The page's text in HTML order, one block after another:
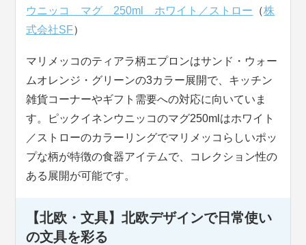
ウニッコ マグ 250ml ホワイト／ストロー （株
式会社SF）
マリメッコのティアラ柄エプロンはサンド・ウォー
ムオレンジ・グリーンの3カラー展開で、キッチン
雑貨コーナーやギフト需要への対応に向いていま
す。ピックイネンウニッコのマグ250mlはホワイト
／ストローのカラーリングでマリメッコらしいポッ
プな柄が特徴の食器アイテムで、コレクション性の
ある展開が可能です。
【北欧・文具】北欧デザインで日常使い
の文具を彩る